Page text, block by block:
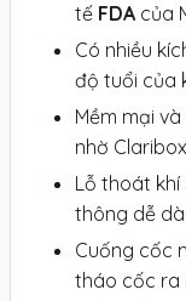
tế FDA của
Có nhiều
độ tuổi của
Mềm mại
nhờ
Lỗ thoát khí
thông dễ
Cuống cốc
tháo cốc ra